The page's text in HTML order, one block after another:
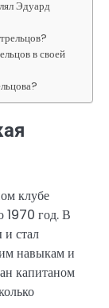
Эдуард
в своей
клубе
1970 год. В
стал
навыкам и
капитаном